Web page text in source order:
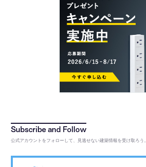
公式アカウントをフォローして、見逃せない建築情報を受け取ろう。